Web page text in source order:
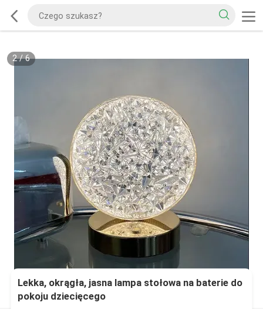
2/6
Lekka, okrągła, jasna lampa stołowa na baterie do
pokoju dziecięcego